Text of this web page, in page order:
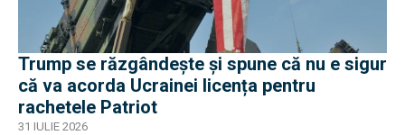
Trump se răzgândește și spune că nu e sigur
că va acorda Ucrainei licența pentru
rachetele Patriot
31 IULIE 2026